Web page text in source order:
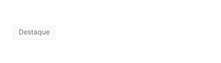
Destaque